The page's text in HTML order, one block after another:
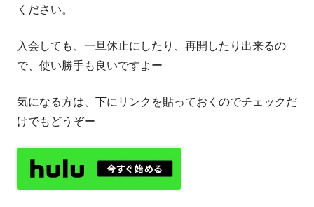
ください。
入会しても、一旦休止にしたり、再開したり出来るの
で、使い勝手も良いですよー
気になる方は、下にリンクを貼っておくのでチェックだ
けでもどうぞー